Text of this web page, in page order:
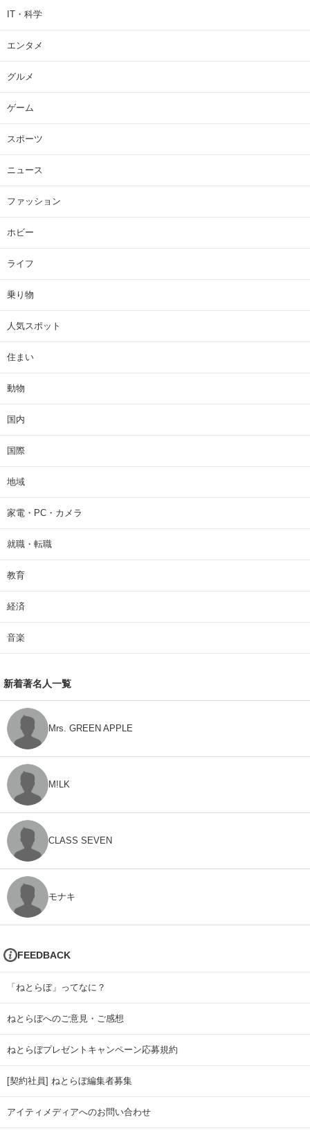
IT・科学
エンタメ
グルメ
ゲーム
スポーツ
ニュース
ファッション
ホビー
ライフ
乗り物
人気スポット
住まい
動物
国内
国際
地域
家電・PC・カメラ
就職・転職
教育
経済
音楽
新着著名人一覧
Mrs. GREEN APPLE
M!LK
CLASS SEVEN
モナキ
FEEDBACK
「ねとらぼ」ってなに？
ねとらぼへのご意見・ご感想
ねとらぼプレゼントキャンペーン応募規約
[契約社員] ねとらぼ編集者募集
アイティメディアへのお問い合わせ